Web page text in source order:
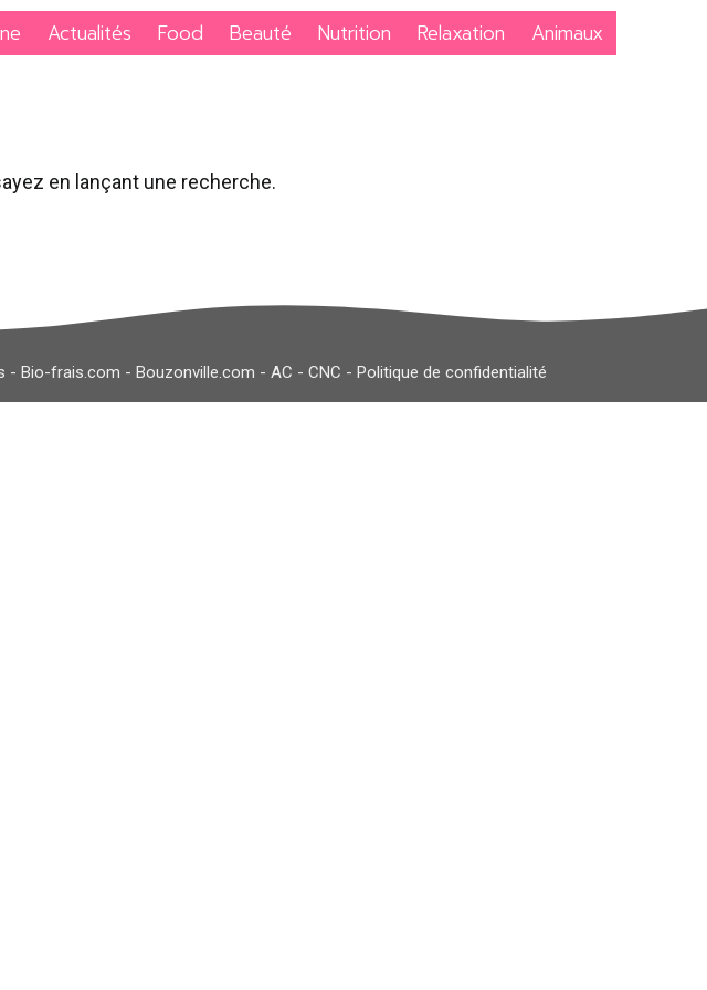
Actualités Food Beauté Nutrition Relaxation Animaux
en lançant une recherche.
- Bio-frais.com - Bouzonville.com - AC - CNC - Politique de confidentialité